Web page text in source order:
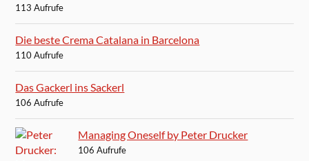
113 Aufrufe
Die beste Crema Catalana in Barcelona
110 Aufrufe
Das Gackerl ins Sackerl
106 Aufrufe
Managing Oneself by Peter Drucker
106 Aufrufe